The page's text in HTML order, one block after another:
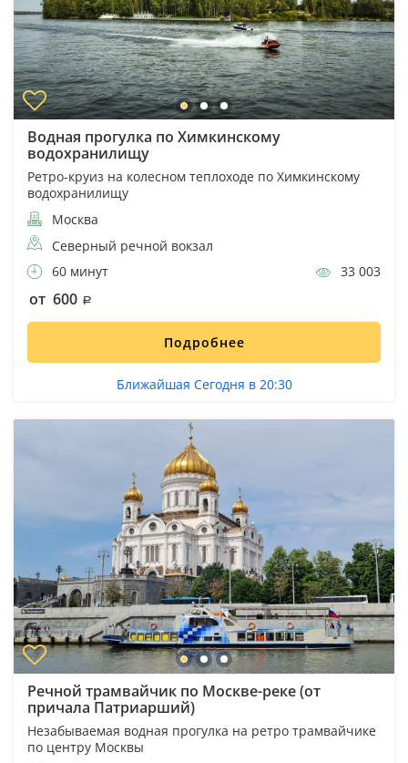
Водная прогулка по Химкинскому
водохранилищу
Ретро-круиз на колесном теплоходе по Химкинскому
водохранилищу
Москва
Северный речной вокзал
60 минут
33 003
от 600
Подробнее
Ближайшая Сегодня в 20:30
Речной трамвайчик по Москве-реке (от
причала Патриарший)
Незабываемая водная прогулка на ретро трамвайчике
по центру Москвы